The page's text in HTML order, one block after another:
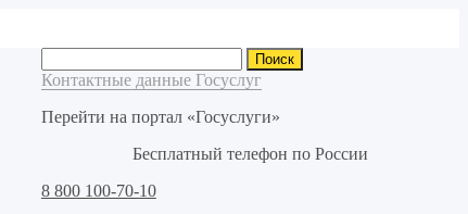
Контактные данные Госуслуг
Перейти на портал «Госуслуги»
Бесплатный телефон по России
8 800 100-70-10